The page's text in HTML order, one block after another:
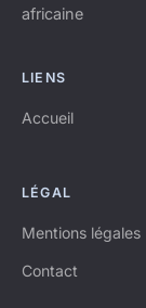
africaine
LIENS
Accueil
LÉGAL
Mentions légales
Contact